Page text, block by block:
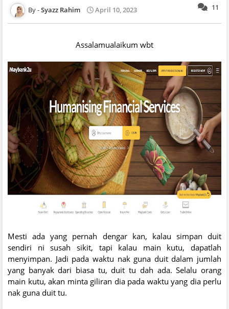
11
Syazz Rahim April 10, 2023
Assalamualaikum wbt
Mesti ada yang pernah dengar kan, kalau simpan duit
sendiri ni susah sikit, tapi kalau main kutu, dapatlah
menyimpan. Jadi pada waktu nak guna duit dalam jumlah
yang banyak dari biasa tu, duit tu dah ada. Selalu orang
main kutu, akan minta giliran dia pada waktu yang dia perlu
nak guna duit tu.